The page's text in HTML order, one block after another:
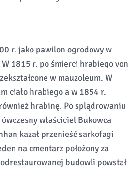
r. jako pawilon ogrodowy w
1815 r. po śmierci hrabiego von
w mauzoleum. W
ciało hrabiego a w 1854 r.
hrabinę. Po splądrowaniu
właściciel Bukowca
kazał przenieść sarkofagi
na cmentarz położony za
budowli powstał